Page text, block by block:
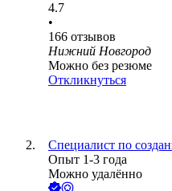
4.7
•
166 отзывов
Нижний Новгород
Можно без резюме
Откликнуться
Специалист по
Опыт 1-3 года
Можно удалённо